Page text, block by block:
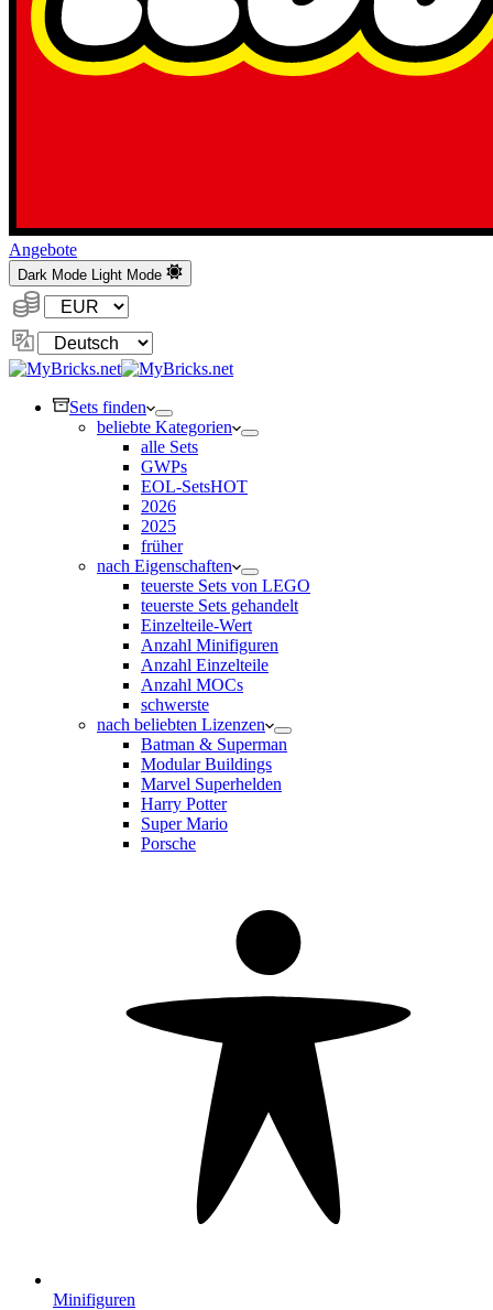
Angebote
Dark Mode Light Mode
Währung:
Sprache
ändern
Sets finden
beliebte Kategorien
alle Sets
GWPs
EOL-SetsHOT
2026
2025
früher
nach Eigenschaften
teuerste Sets von LEGO
teuerste Sets gehandelt
Einzelteile-Wert
Anzahl Minifiguren
Anzahl Einzelteile
Anzahl MOCs
schwerste
nach beliebten Lizenzen
Batman & Superman
Modular Buildings
Marvel Superhelden
Harry Potter
Super Mario
Porsche
Minifiguren